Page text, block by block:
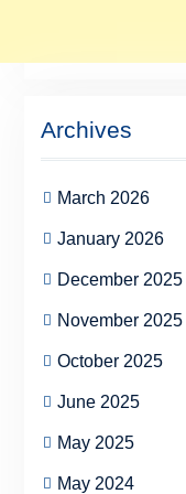
Archives
March 2026
January 2026
December 2025
November 2025
October 2025
June 2025
May 2025
May 2024